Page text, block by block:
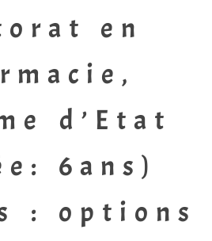
en
d’Etat
6ans)
: options